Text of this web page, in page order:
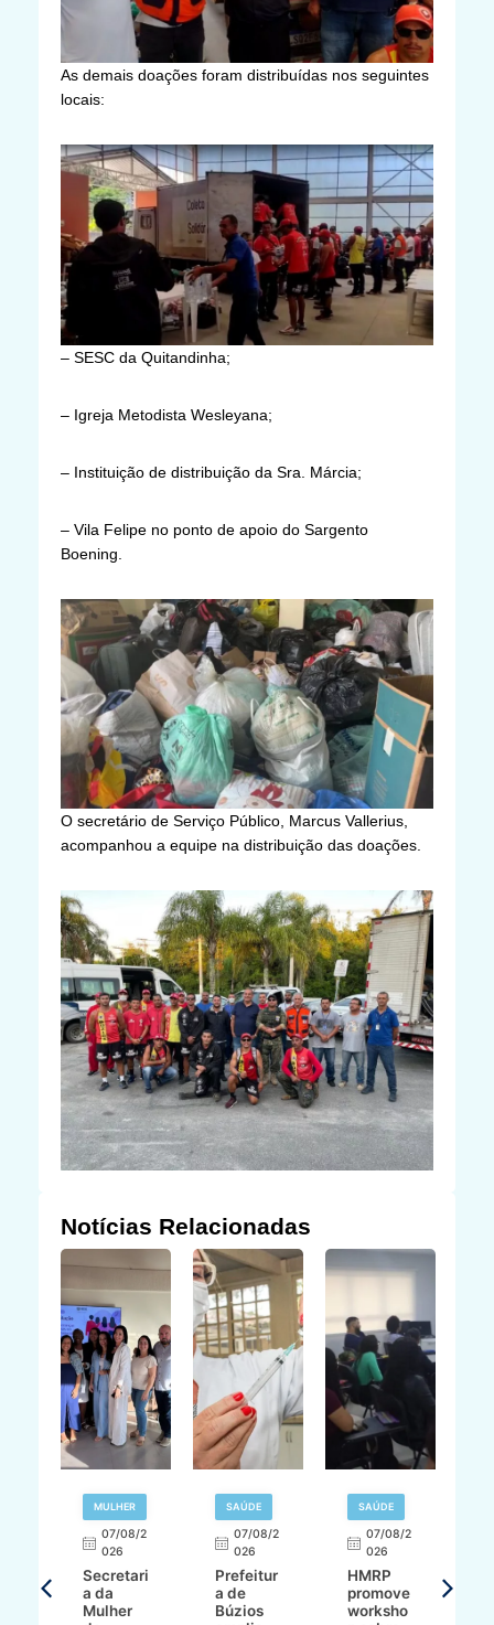
As demais doações foram distribuídas nos seguintes
locais:
– SESC da Quitandinha;
– Igreja Metodista Wesleyana;
– Instituição de distribuição da Sra. Márcia;
– Vila Felipe no ponto de apoio do Sargento
Boening.
O secretário de Serviço Público, Marcus Vallerius,
acompanhou a equipe na distribuição das doações.
Notícias Relacionadas
MULHER
07/08/2
026
Secretari
a da
Mulher
SAÚDE
07/08/2
026
Prefeitur
a de
Búzios
SAÚDE
07/08/2
026
HMRP
promove
worksho